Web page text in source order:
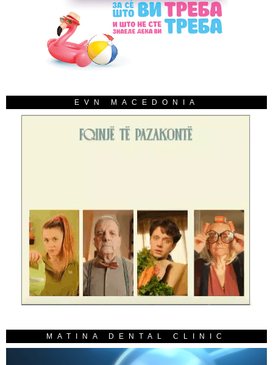
EVN MACEDONIA
MATINA DENTAL CLINIC